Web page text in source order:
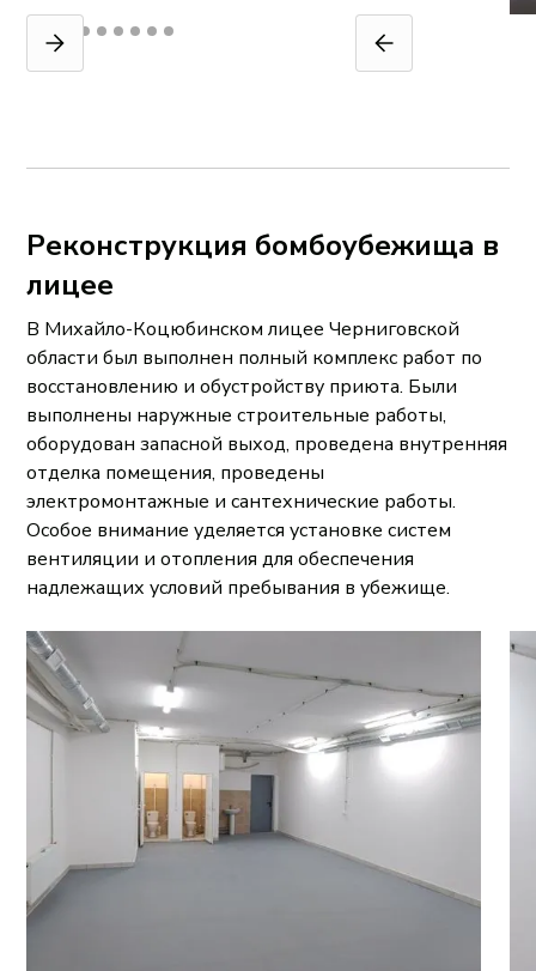
Реконструкция бомбоубежища в
лицее
В Михайло-Коцюбинском лицее Черниговской
области был выполнен полный комплекс работ по
восстановлению и обустройству приюта. Были
выполнены наружные строительные работы,
оборудован запасной выход, проведена внутренняя
отделка помещения, проведены
электромонтажные и сантехнические работы.
Особое внимание уделяется установке систем
вентиляции и отопления для обеспечения
надлежащих условий пребывания в убежище.